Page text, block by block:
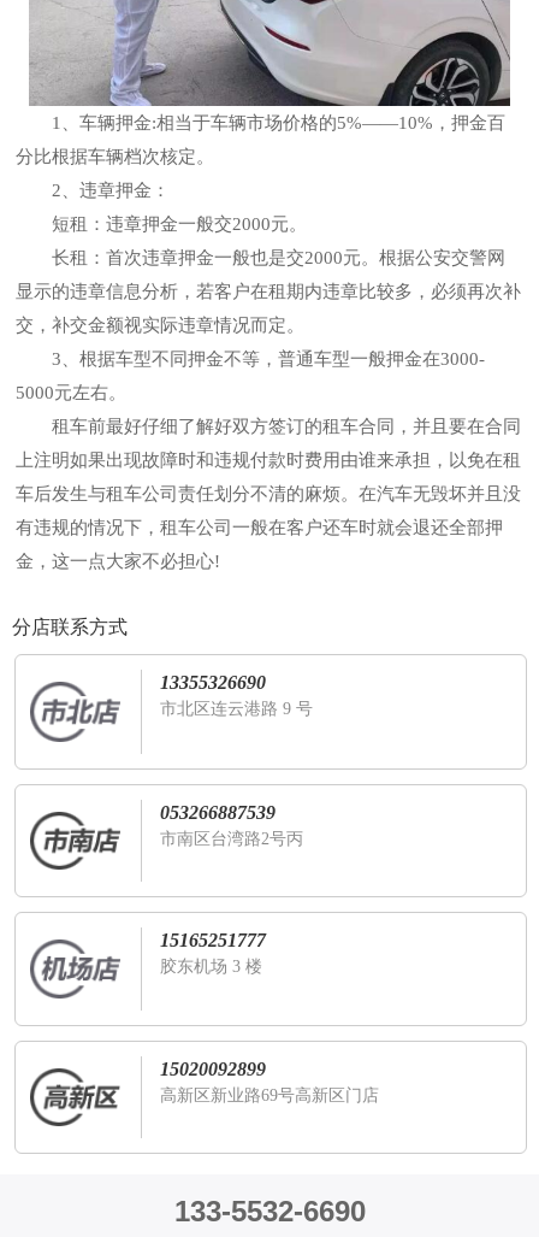
1、车辆押金:相当于车辆市场价格的5%——10%，押金百
分比根据车辆档次核定。
2、违章押金：
短租：违章押金一般交2000元。
长租：首次违章押金一般也是交2000元。根据公安交警网
显示的违章信息分析，若客户在租期内违章比较多，必须再次补
交，补交金额视实际违章情况而定。
3、根据车型不同押金不等，普通车型一般押金在3000-
5000元左右。
租车前最好仔细了解好双方签订的租车合同，并且要在合同
上注明如果出现故障时和违规付款时费用由谁来承担，以免在租
车后发生与租车公司责任划分不清的麻烦。在汽车无毁坏并且没
有违规的情况下，租车公司一般在客户还车时就会退还全部押
金，这一点大家不必担心!
分店联系方式
13355326690
市北区连云港路 9 号
053266887539
市南区台湾路2号丙
15165251777
胶东机场 3 楼
15020092899
高新区新业路69号高新区门店
133-5532-6690